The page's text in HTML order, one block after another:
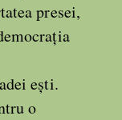
presei,
ești.
o